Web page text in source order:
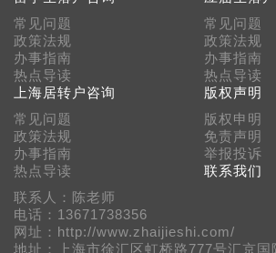
常见问题
政策法规
办事指南
热点导读
常见问题
政策法规
办事指南
热点导读
上海居转户咨询
常见问题
政策法规
办事指南
热点导读
版权声明
版权申明
免责声明
举报投诉
联系我们
联系人：陈老师
电话：13671738356
网址：http://www.zhaijieshi.com/
地址：上海市徐汇区虹桥路777号汇京国